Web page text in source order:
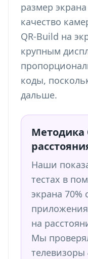
размер
качество
QR-Build на
крупным
коды,
дальше.
Методика
Наши
тестах в
экрана 70%
на
Мы